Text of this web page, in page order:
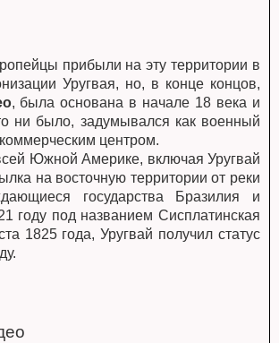
прибыли на эту территории в
Уругвая, но, в конце концов,
, была основана в начале 18 века и
ни было, задумывался как военный
центром.
Южной Америке, включая Уругвай
на восточную территории от реки
государства Бразилия и
году под названием Сисплатинская
1825 года, Уругвай получил статус